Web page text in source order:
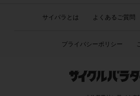
サイパラとは よくあるご質問
プライバシーポリシー